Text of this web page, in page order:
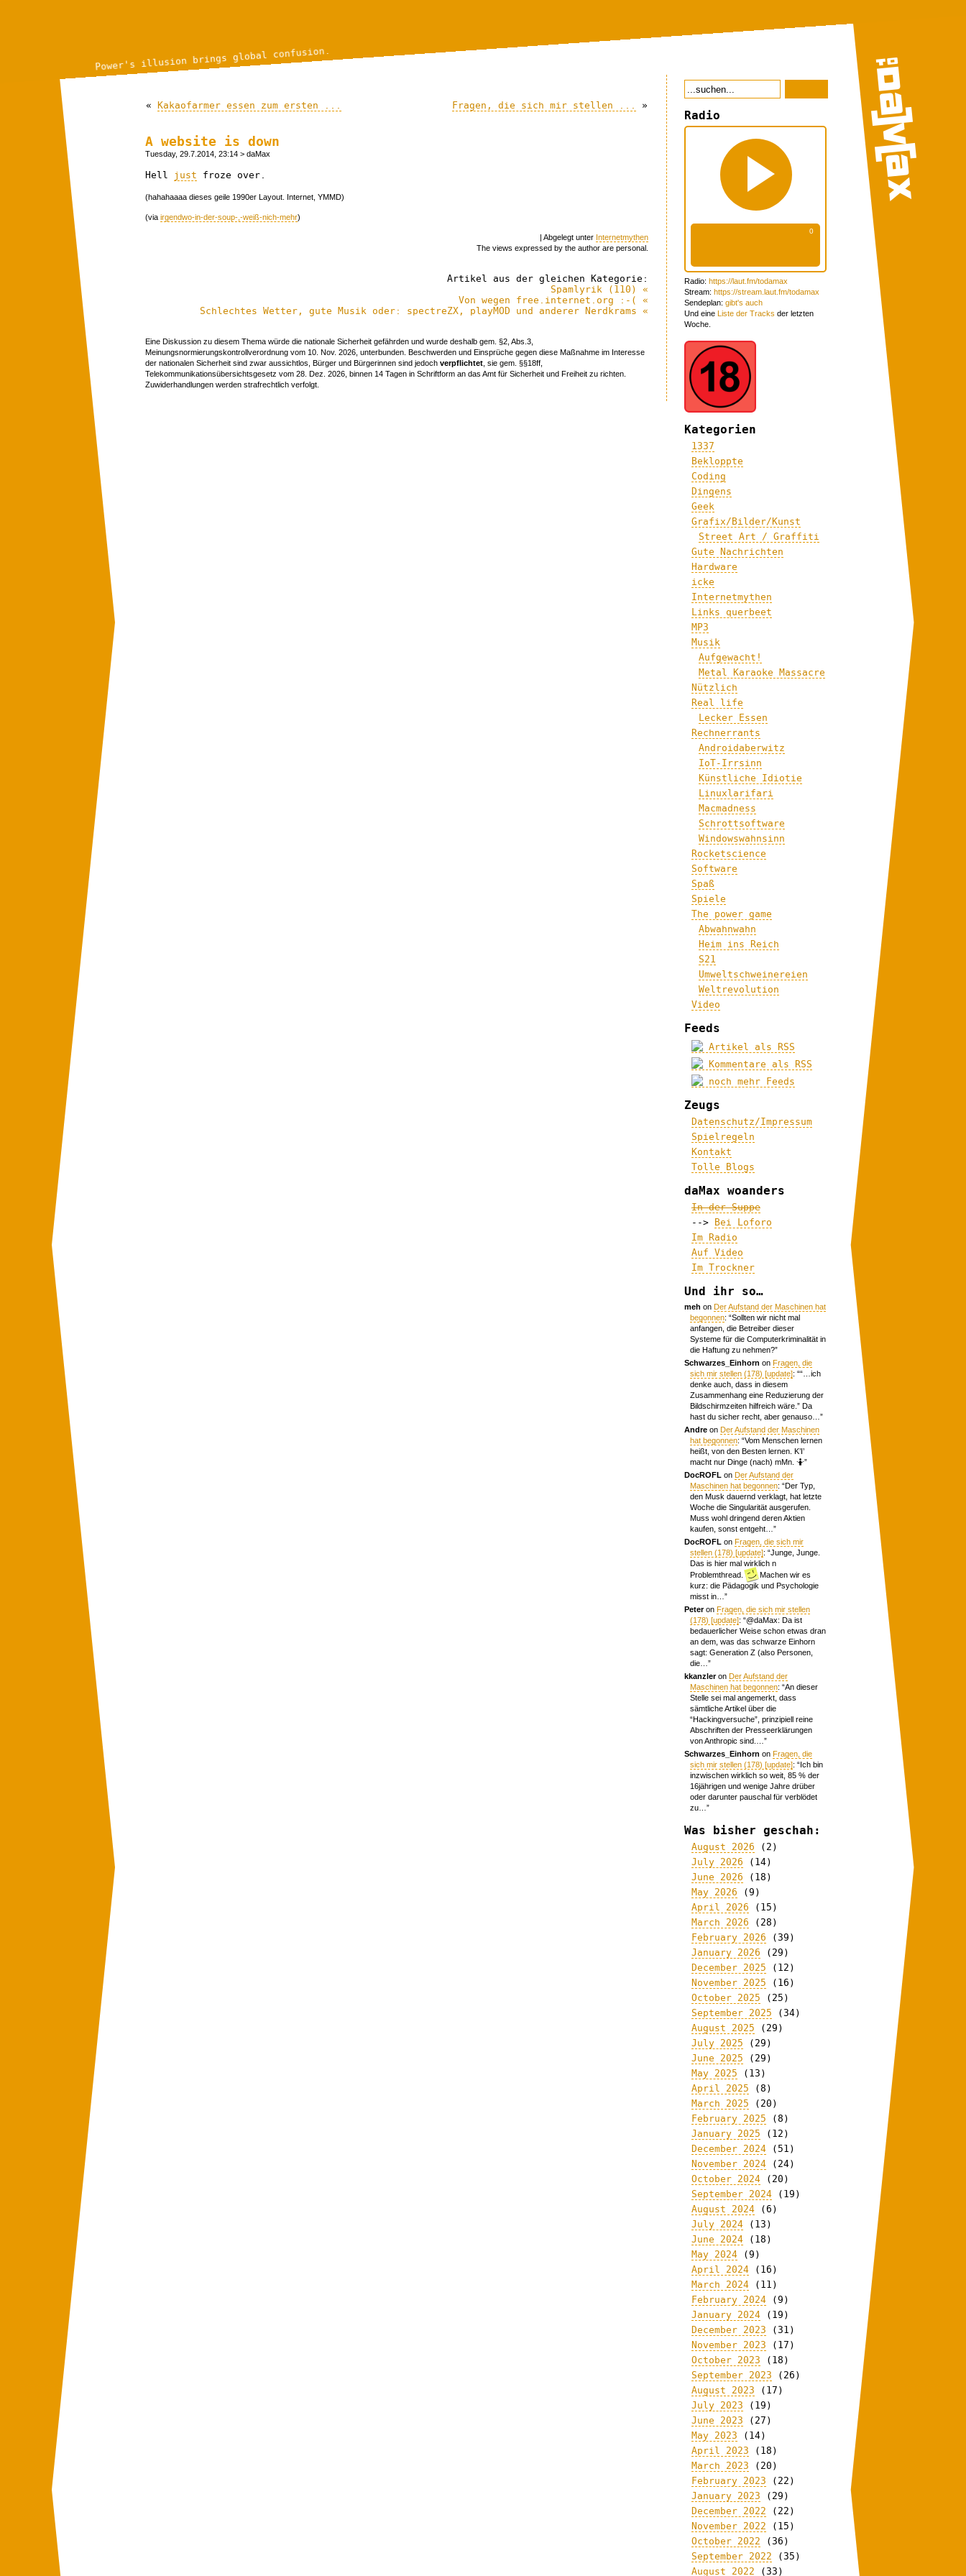
Power's illusion brings global confusion.
« Kakaofarmer essen zum ersten ... Fragen, die sich mir stellen ... »
A website is down
Tuesday, 29.7.2014, 23:14 > daMax
Hell just froze over.
(hahahaaaa dieses geile 1990er Layout. Internet, YMMD)
(via irgendwo-in-der-soup-,-weiß-nich-mehr)
| Abgelegt unter Internetmythen
The views expressed by the author are personal.
Artikel aus der gleichen Kategorie:
Spamlyrik (110) «
Von wegen free.internet.org :-( «
Schlechtes Wetter, gute Musik oder: spectreZX, playMOD und anderer Nerdkrams «
Eine Diskussion zu diesem Thema würde die nationale Sicherheit gefährden und wurde deshalb gem. §2, Abs.3,
Meinungsnormierungskontrollverordnung vom 10. Nov. 2026, unterbunden. Beschwerden und Einsprüche gegen diese Maßnahme im Interesse
der nationalen Sicherheit sind zwar aussichtlos, Bürger und Bürgerinnen sind jedoch verpflichtet , sie gem. §§18ff,
Telekommunikationsübersichtsgesetz vom 28. Dez. 2026, binnen 14 Tagen in Schriftform an das Amt für Sicherheit und Freiheit zu richten.
Zuwiderhandlungen werden strafrechtlich verfolgt.
Radio
Radio: https://laut.fm/todamax
Stream: https://stream.laut.fm/todamax
Sendeplan: gibt's auch
Und eine Liste der Tracks der letzten
Woche.
Kategorien
1337
Bekloppte
Coding
Dingens
Geek
Grafix/Bilder/Kunst
Street Art / Graffiti
Gute Nachrichten
Hardware
icke
Internetmythen
Links querbeet
MP3
Musik
Aufgewacht!
Metal Karaoke Massacre
Nützlich
Real life
Lecker Essen
Rechnerrants
Androidaberwitz
IoT-Irrsinn
Künstliche Idiotie
Linuxlarifari
Macmadness
Schrottsoftware
Windowswahnsinn
Rocketscience
Software
Spaß
Spiele
The power game
Abwahnwahn
Heim ins Reich
S21
Umweltschweinereien
Weltrevolution
Video
Feeds
Artikel als RSS
Kommentare als RSS
noch mehr Feeds
Zeugs
Datenschutz/Impressum
Spielregeln
Kontakt
Tolle Blogs
daMax woanders
In der Suppe
-->
Bei Loforo
Im Radio
Auf Video
Im Trockner
Und ihr so…
meh onDer Aufstand der Maschinen hat
begonnen: “Sollten wir nicht mal
anfangen, die Betreiber dieser
Systeme für die Computerkriminalität in
die Haftung zu nehmen?”
Schwarzes_Einhorn onFragen, die
sich mir stellen (178) [update]: ““…ich
denke auch, dass in diesem
Zusammenhang eine Reduzierung der
Bildschirmzeiten hilfreich wäre.” Da
hast du sicher recht, aber genauso… ”
Andre onDer Aufstand der Maschinen
hat begonnen: “Vom Menschen lernen
heißt, von den Besten lernen. K’I’
macht nur Dinge (nach) mMn. 🤷”
DocROFL onDer Aufstand der
Maschinen hat begonnen: “Der Typ,
den Musk dauernd verklagt, hat letzte
Woche die Singularität ausgerufen.
Muss wohl dringend deren Aktien
kaufen, sonst entgeht… ”
DocROFL onFragen, die sich mir
stellen (178) [update]: “Junge, Junge.
Das is hier mal wirklich n
Problemthread.
Machen wir es
kurz: die Pädagogik und Psychologie
misst in… ”
PeteronFragen, die sich mir stellen
(178) [update]: “@daMax: Da ist
bedauerlicher Weise schon etwas dran
an dem, was das schwarze Einhorn
sagt: Generation Z (also Personen,
die… ”
kkanzleronDer Aufstand der
Maschinen hat begonnen: “An dieser
Stelle sei mal angemerkt, dass
sämtliche Artikel über die
“Hackingversuche”, prinzipiell reine
Abschriften der Presseerklärungen
von Anthropic sind.… ”
Schwarzes_Einhorn onFragen, die
sich mir stellen (178) [update]: “Ich bin
inzwischen wirklich so weit, 85 % der
16jährigen und wenige Jahre drüber
oder darunter pauschal für verblödet
zu… ”
Was bisher geschah:
August 2026 (2)
July 2026 (14)
June 2026 (18)
May 2026 (9)
April 2026 (15)
March 2026 (28)
February 2026 (39)
January 2026 (29)
December 2025 (12)
November 2025 (16)
October 2025 (25)
September 2025 (34)
August 2025 (29)
July 2025 (29)
June 2025 (29)
May 2025 (13)
April 2025 (8)
March 2025 (20)
February 2025 (8)
January 2025 (12)
December 2024 (51)
November 2024 (24)
October 2024 (20)
September 2024 (19)
August 2024 (6)
July 2024 (13)
June 2024 (18)
May 2024 (9)
April 2024 (16)
March 2024 (11)
February 2024 (9)
January 2024 (19)
December 2023 (31)
November 2023 (17)
October 2023 (18)
September 2023 (26)
August 2023 (17)
July 2023 (19)
June 2023 (27)
May 2023 (14)
April 2023 (18)
March 2023 (20)
February 2023 (22)
January 2023 (29)
December 2022 (22)
November 2022 (15)
October 2022 (36)
September 2022 (35)
August 2022 (33)